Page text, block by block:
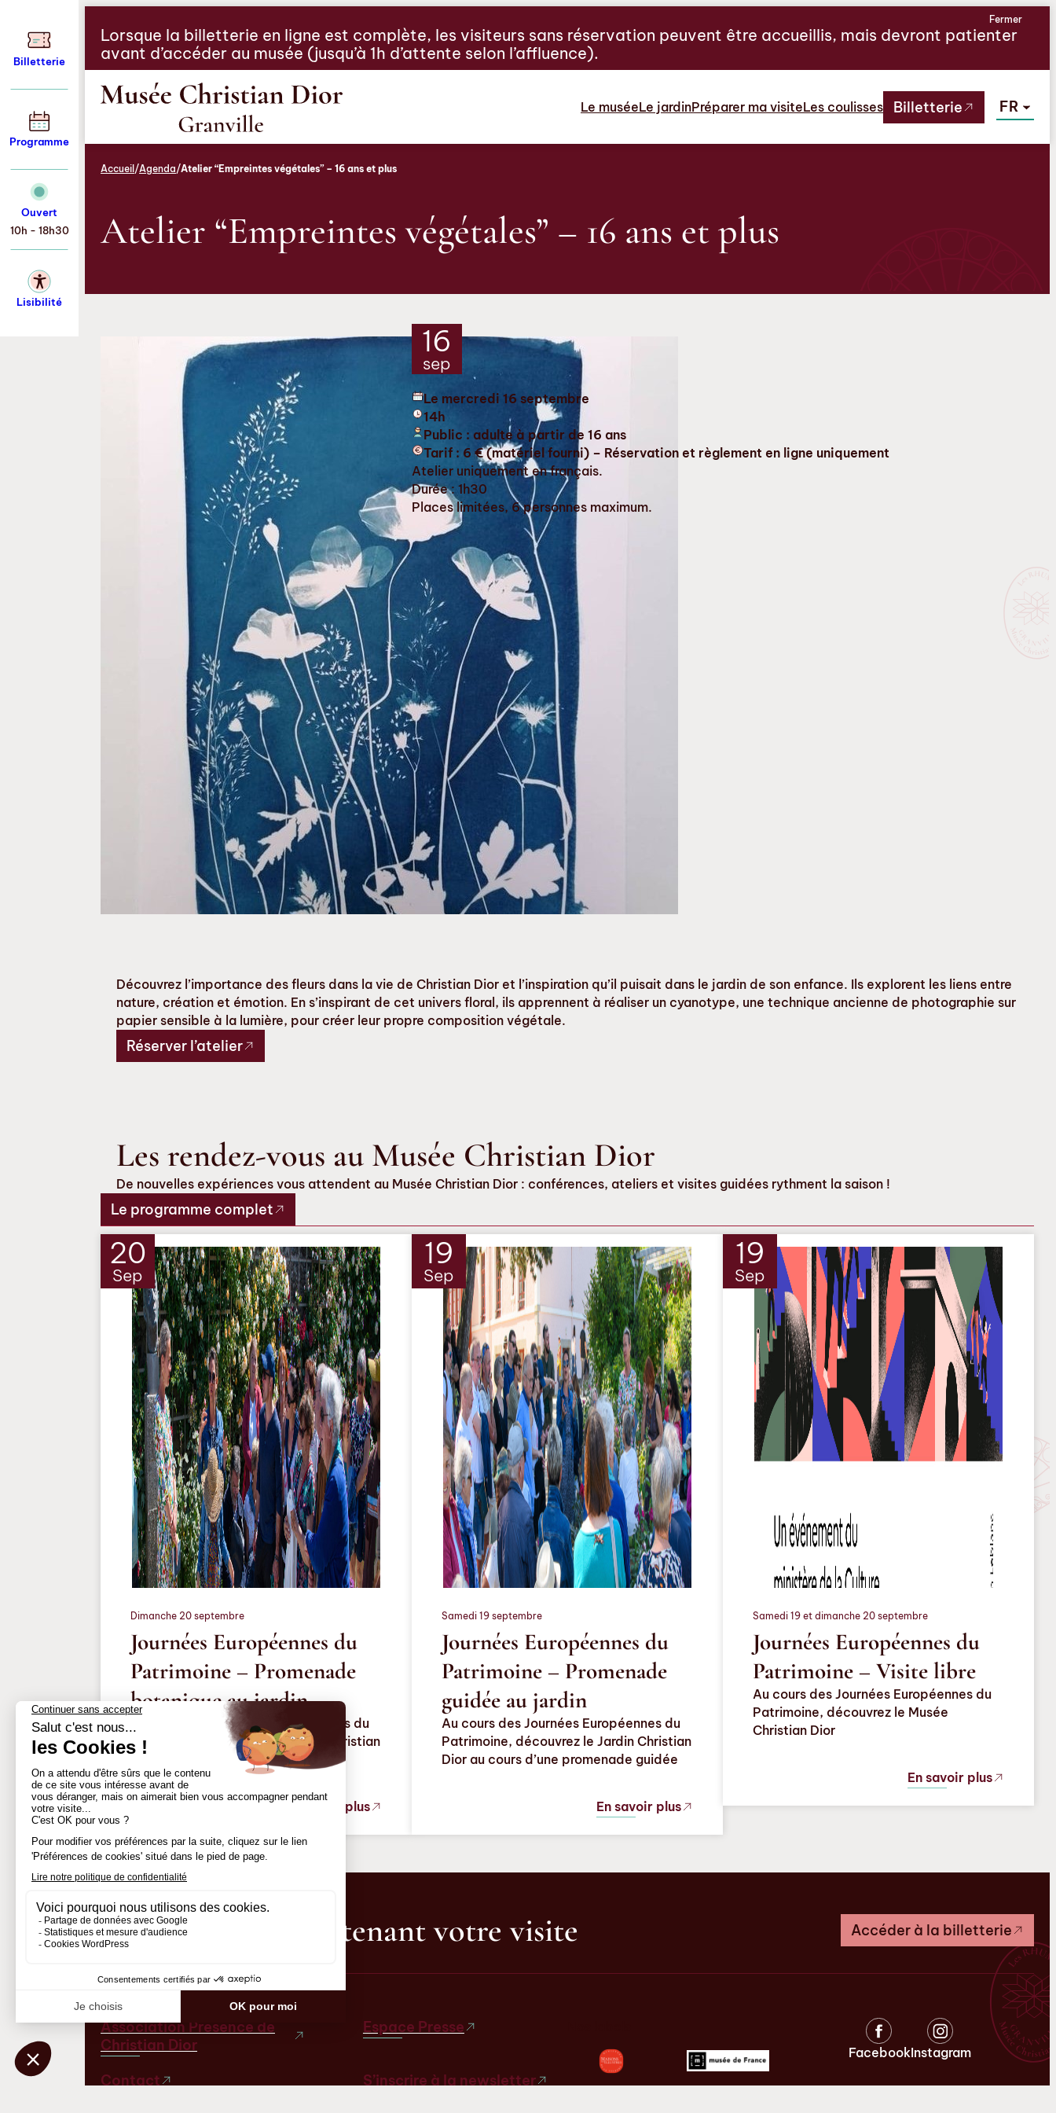
menu
contenu
pied
de
page
Fermer
Lorsque la billetterie en ligne est complète, les visiteurs sans réservation peuvent être accueillis, mais devront patienter
avant d’accéder au musée (jusqu’à 1h d’attente selon l’affluence).
Le muséeLe jardinPréparer ma visiteLes coulisses Billetterie FR
Accueil/Agenda/Atelier “Empreintes végétales” – 16 ans et plus
Atelier “Empreintes végétales” – 16 ans et plus
16
sep
Le mercredi 16 septembre
14h
Public : adulte à partir de 16 ans
Tarif : 6 € (matériel fourni) – Réservation et règlement en ligne uniquement
Atelier uniquement en français.
Durée : 1h30
Places limitées, 6 personnes maximum.
Découvrez l’importance des fleurs dans la vie de Christian Dior et l’inspiration qu’il puisait dans le jardin de son enfance. Ils explorent les liens entre
nature, création et émotion. En s’inspirant de cet univers floral, ils apprennent à réaliser un cyanotype, une technique ancienne de photographie sur
papier sensible à la lumière, pour créer leur propre composition végétale.
Réserver l’atelier
Les rendez-vous au Musée Christian Dior
De nouvelles expériences vous attendent au Musée Christian Dior : conférences, ateliers et visites guidées rythment la saison !
Le programme complet
20
Sep
Dimanche 20 septembre
Journées Européennes du
Patrimoine – Promenade
botanique au jardin
Au cours des Journées Européennes du
Patrimoine, découvrez le Jardin Christian
En savoir plus
19
Sep
Samedi 19 septembre
Journées Européennes du
Patrimoine – Promenade
guidée au jardin
Au cours des Journées Européennes du
Patrimoine, découvrez le Jardin Christian
Dior au cours d’une promenade guidée
En savoir plus
19
Sep
Samedi 19 et dimanche 20 septembre
Journées Européennes du
Patrimoine – Visite libre
Au cours des Journées Européennes du
Patrimoine, découvrez le Musée
Christian Dior
En savoir plus
Réservez dès maintenant votre visite Accéder à la billetterie
Association Présence de
Christian Dior
Espace Presse
Contact S’inscrire à la newsletter
FacebookInstagram
Billetterie
Programme
Ouvert
10h - 18h30
Lisibilité